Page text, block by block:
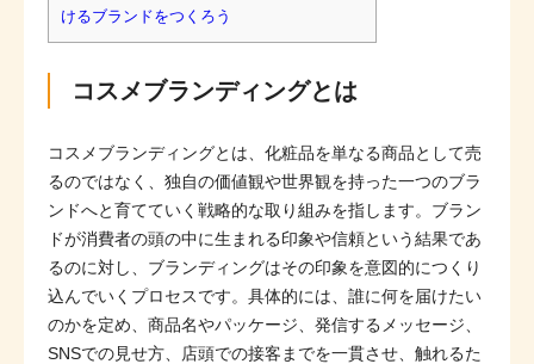
けるブランドをつくろう
コスメブランディングとは
コスメブランディングとは、化粧品を単なる商品として売
るのではなく、独自の価値観や世界観を持った一つのブラ
ンドへと育てていく戦略的な取り組みを指します。ブラン
ドが消費者の頭の中に生まれる印象や信頼という結果であ
るのに対し、ブランディングはその印象を意図的につくり
込んでいくプロセスです。具体的には、誰に何を届けたい
のかを定め、商品名やパッケージ、発信するメッセージ、
SNSでの見せ方、店頭での接客までを一貫させ、触れるた